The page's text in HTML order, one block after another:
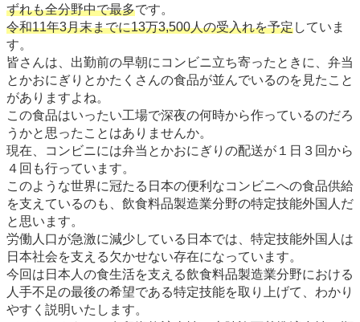
ずれも全分野中で最多です。
令和11年3月末までに13万3,500人の受入れを予定していま
す。
皆さんは、出勤前の早朝にコンビニ立ち寄ったときに、弁当
とかおにぎりとかたくさんの食品が並んでいるのを見たこと
がありますよね。
この食品はいったい工場で深夜の何時から作っているのだろ
うかと思ったことはありませんか。
現在、コンビニには弁当とかおにぎりの配送が１日３回から
４回も行っています。
このような世界に冠たる日本の便利なコンビニへの食品供給
を支えているのも、飲食料品製造業分野の特定技能外国人だ
と思います。
労働人口が急激に減少している日本では、特定技能外国人は
日本社会を支える欠かせない存在になっています。
今回は日本人の食生活を支える飲食料品製造業分野における
人手不足の最後の希望である特定技能を取り上げて、わかり
やすく説明いたします。